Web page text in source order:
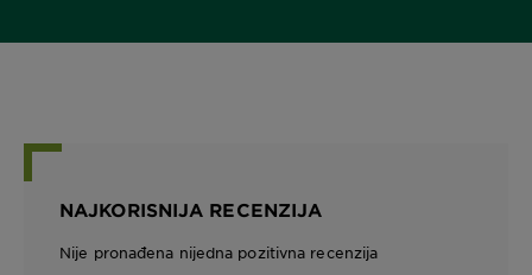
NAJKORISNIJA RECENZIJA
Nije pronađena nijedna pozitivna recenzija